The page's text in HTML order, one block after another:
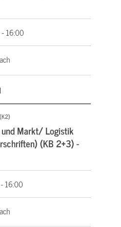
16:00
Markt/ Logistik
(KB 2+3) -
16:00